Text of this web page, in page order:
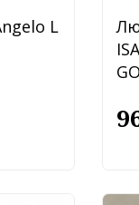
L